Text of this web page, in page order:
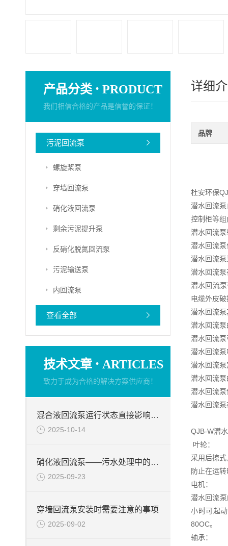
产品分类 · PRODUCT
我们相信合格的产品是信誉的保证！
污泥回流泵
螺旋桨泵
穿墙回流泵
硝化液回流泵
剩余污泥提升泵
反硝化脱氮回流泵
污泥输送泵
内回流泵
查看全部
技术文章 · ARTICLES
致力于成为合格的解决方案供应商！
混合液回流泵运行状态直接影响整个工艺流程的稳定性与效率
2025-10-14
硝化液回流泵——污水处理中的关键角色
2025-09-23
穿墙回流泵安装时需要注意的事项
2025-09-02
详细
品牌
杜安环保
潜水回流
控制柜等组
潜水回流
潜水回流
潜水回流
潜水回流
潜水回流
电缆外皮
潜水回流
潜水回流
潜水回流
潜水回流
潜水回流
潜水回流
潜水回流
潜水回流
QJB-W潜
叶轮：
采用后掠
防止在运
电机：
潜水回流
小时可起
80OC。
轴承：